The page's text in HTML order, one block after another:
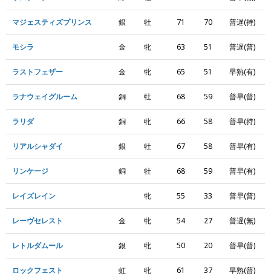
マジェスティズプリンス 銀 牡 71 70 普遅(持)
モシラ 金 牝 63 51 普遅(普)
ラストフェザー 金 牝 65 51 早熟(有)
ラナウェイグルーム 銅 牡 68 59 普早(普)
ラリダ 銅 牝 66 58 普早(持)
リアルシャダイ 銀 牡 67 58 普早(有)
リンケージ 銅 牡 68 59 普早(有)
レイズレイン 牝 55 33 普早(普)
レーヴセレスト 金 牝 54 27 普遅(無)
レトルダムール 銀 牝 50 20 普早(普)
ロックフェスト 虹 牝 61 37 早熟(普)